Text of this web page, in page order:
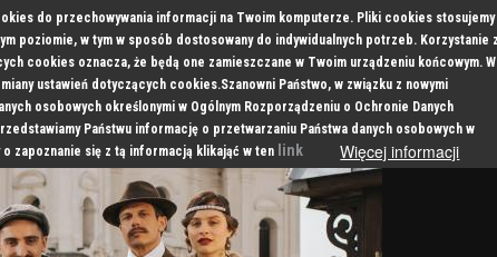
do przechowywania informacji na Twoim komputerze. Pliki cookies stosujemy
poziomie, w tym w sposób dostosowany do indywidualnych potrzeb. Korzystanie z
cookies oznacza, że będą one zamieszczane w Twoim urządzeniu końcowym. W
ustawień dotyczących cookies.Szanowni Państwo, w związku z nowymi
osobowych określonymi w Ogólnym Rozporządzeniu o Ochronie Danych
Państwu informację o przetwarzaniu Państwa danych osobowych w
o zapoznanie się z tą informacją klikająć w ten link Więcej informacji